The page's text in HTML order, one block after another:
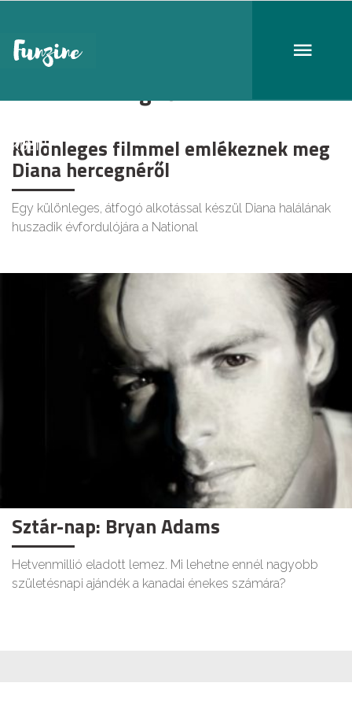
Diana Hercegnő
KULT
Különleges filmmel emlékeznek meg
Diana hercegnéről
Egy különleges, átfogó alkotással készül Diana halálának
huszadik évfordulójára a National
Sztár-nap: Bryan Adams
Hetvenmillió eladott lemez. Mi lehetne ennél nagyobb
születésnapi ajándék a kanadai énekes számára?